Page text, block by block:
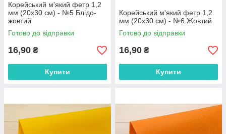
Корейський м'який фетр 1,2
мм (20х30 см) - №5 Блідо-
жовтий
Готово до відправки
16,90 ₴
Купити
Корейський м'який фетр 1,2
мм (20х30 см) - №6 Жовтий
Готово до відправки
16,90 ₴
Купити